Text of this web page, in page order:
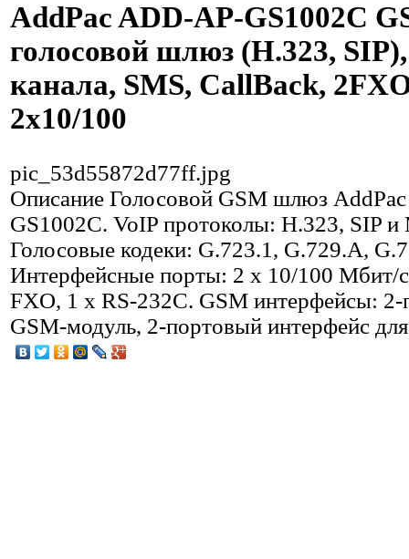
AddPac ADD-AP-GS1002C
голосовой шлюз (H.323,
канала, SMS, CallBack,
2x10/100
pic_53d55872d77ff.jpg
Описание Голосовой GSM шлюз
GS1002C. VoIP протоколы: H.323, SIP и
Голосовые кодеки: G.723.1, G.729.A,
Интерфейсные порты: 2 x 10/100 Мбит/
FXO, 1 x RS-232C. GSM интерфейсы:
GSM-модуль, 2-портовый интерфейс